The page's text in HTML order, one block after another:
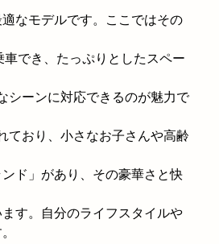
なモデルです。ここではその
でき、たっぷりとしたスペー
シーンに対応できるのが魅力で
ており、小さなお子さんや高齢
ド」があり、その豪華さと快
す。自分のライフスタイルや